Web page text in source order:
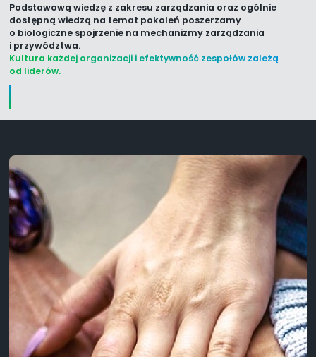
Podstawową wiedzę z zakresu zarządzania oraz ogólnie
dostępną wiedzą na temat pokoleń poszerzamy
o biologiczne spojrzenie na mechanizmy zarządzania
i przywództwa.
Kultura każdej organizacji i efektywność zespołów zależą
od liderów.